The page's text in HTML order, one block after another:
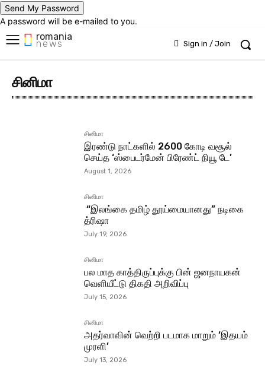
A password will be e-mailed to you.
romania
news Sign in / Join
சினிமா
சினிமா
இரண்டு நாட்களில் 2600 கோடி வசூல்
செய்த ‘ஸ்பைடர்மேன் பிரேண்ட் நியூ டே’
August 1, 2026
சினிமா
“இலங்கை தமிழ் தூய்மையானது” நடிகை
த்ரிஷா
July 19, 2026
சினிமா
பல மாத காத்திருப்புக்கு பின் ஜனநாயகன்
வெளியீட்டு திகதி அறிவிப்பு
July 15, 2026
சினிமா
அதர்வாவின் வெற்றி படமாக மாறும் ‘இதயம்
முரளி’
July 13, 2026